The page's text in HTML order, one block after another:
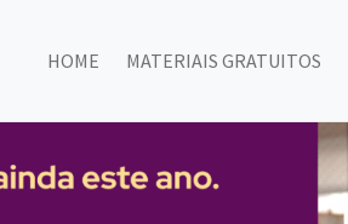
HOME MATERIAIS GRATUITOS